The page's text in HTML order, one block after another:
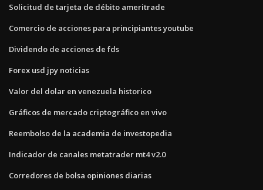
Solicitud de tarjeta de débito ameritrade
Comercio de acciones para principiantes youtube
Dividendo de acciones de fds
Forex usd jpy noticias
Valor del dolar en venezuela historico
Gráficos de mercado criptográfico en vivo
Reembolso de la academia de investopedia
Indicador de canales metatrader mt4 v2.0
Corredores de bolsa opiniones diarias